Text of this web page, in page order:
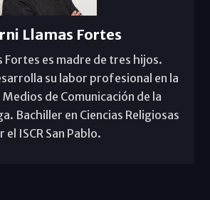
Llamas Fortes
Fortes es madre de tres hijos.
su labor profesional en la
de Comunicación de la
Bachiller en Ciencias Religiosas
el ISCR San Pablo.